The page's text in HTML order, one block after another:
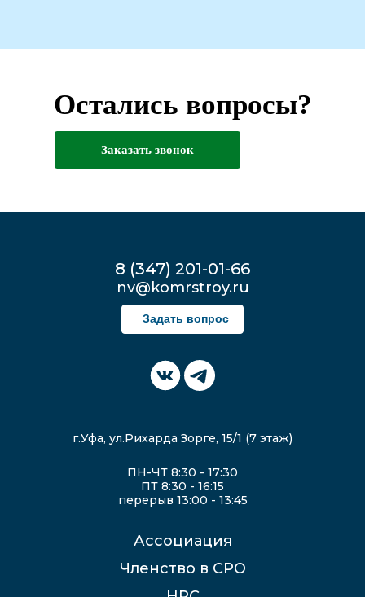
Остались вопросы?
Заказать звонок
8 (347) 201-01-66
nv@komrstroy.ru
Задать вопрос
г.Уфа, ул.Рихарда Зорге, 15/1 (7 этаж)
ПН-ЧТ 8:30 - 17:30
ПТ 8:30 - 16:15
перерыв 13:00 - 13:45
Ассоциация
Членство в СРО